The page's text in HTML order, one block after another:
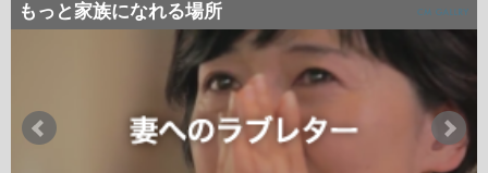
もっと家族になれる場所